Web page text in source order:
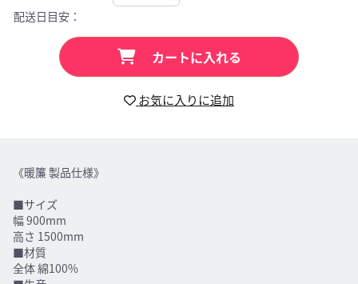
配送日目安：
カートに入れる
お気に入りに追加
《暖簾 製品仕様》
■サイズ
幅 900mm
高さ 1500mm
■材質
全体 綿100%